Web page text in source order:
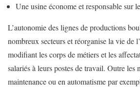
Une usine économe et responsable sur
L’autonomie des lignes de productions
nombreux secteurs et réorganise la vie de
modifiant les corps de métiers et les
salariés à leurs postes de travail. Outre les
maintenance ou en automatisme par